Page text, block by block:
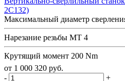
2С132)
Максимальный диаметр
Нарезание резьбы MT 4
Крутящий момент 200 Nm
от 1 000 320 руб.
-
+